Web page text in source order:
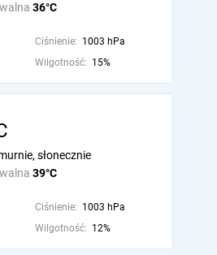
36°C
Ciśnienie: 1003 hPa
Wilgotność: 15%
39°C
słonecznie
Ciśnienie: 1003 hPa
Wilgotność: 12%